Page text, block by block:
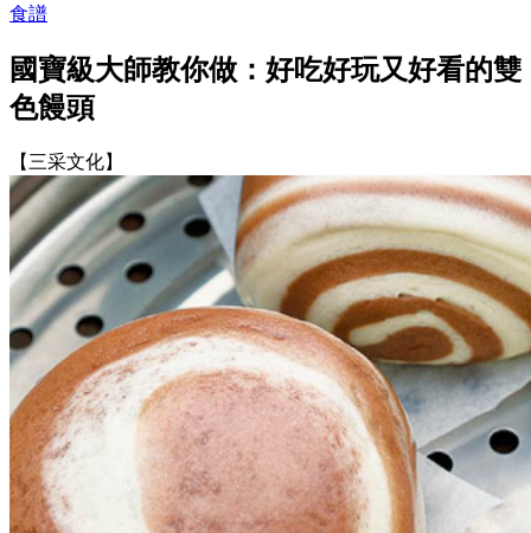
食譜
國寶級大師教你做：好吃好玩又好看的雙
色饅頭
【三采文化】